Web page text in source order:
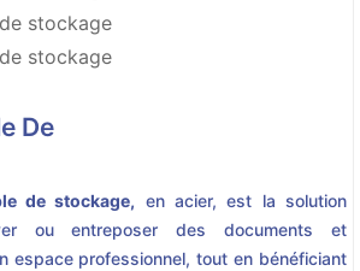
De
de stockage, en acier, est la solution
ou entreposer des documents et
espace professionnel, tout en bénéficiant